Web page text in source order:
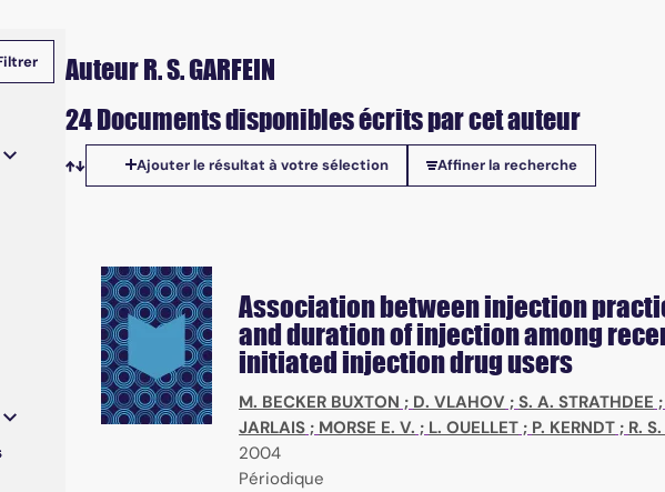
Auteur R. S. GARFEIN
24 Documents disponibles écrits par cet auteur
Tris disponibles
Ajouter le résultat à votre sélection Affiner la recherche
Association between injection
and duration of injection among
initiated injection drug users
M. BECKER BUXTON ; D. VLAHOV ; S. A. STRATHDEE ;
JARLAIS ; MORSE E. V. ; L. OUELLET ; P. KERNDT ; R.
2004
Périodique